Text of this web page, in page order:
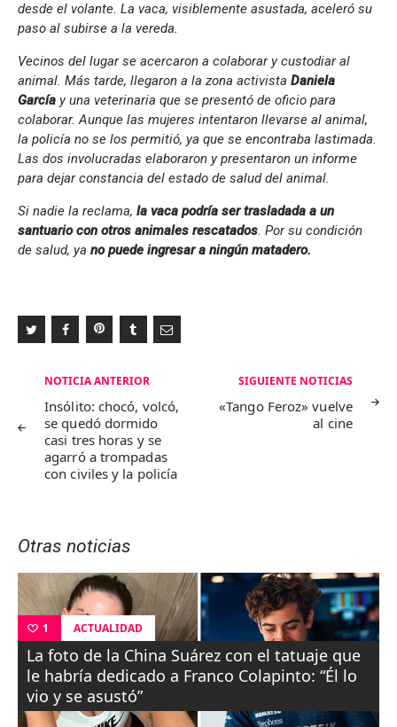
desde el volante. La vaca, visiblemente asustada, aceleró su
paso al subirse a la vereda.
Vecinos del lugar se acercaron a colaborar y custodiar al
animal. Más tarde, llegaron a la zona activista Daniela
García y una veterinaria que se presentó de oficio para
colaborar. Aunque las mujeres intentaron llevarse al animal,
la policía no se los permitió, ya que se encontraba lastimada.
Las dos involucradas elaboraron y presentaron un informe
para dejar constancia del estado de salud del animal.
Si nadie la reclama, la vaca podría ser trasladada a un
santuario con otros animales rescatados. Por su condición
de salud, ya no puede ingresar a ningún matadero.
Navegación
entradas
NOTICIA ANTERIOR
Insólito: chocó, volcó,
se quedó dormido
casi tres horas y se
agarró a trompadas
con civiles y la policía
SIGUIENTE NOTICIAS
«Tango Feroz» vuelve
al cine
Otras noticias
1 ACTUALIDAD
La foto de la China Suárez con el tatuaje que
le habría dedicado a Franco Colapinto: “Él lo
vio y se asustó”